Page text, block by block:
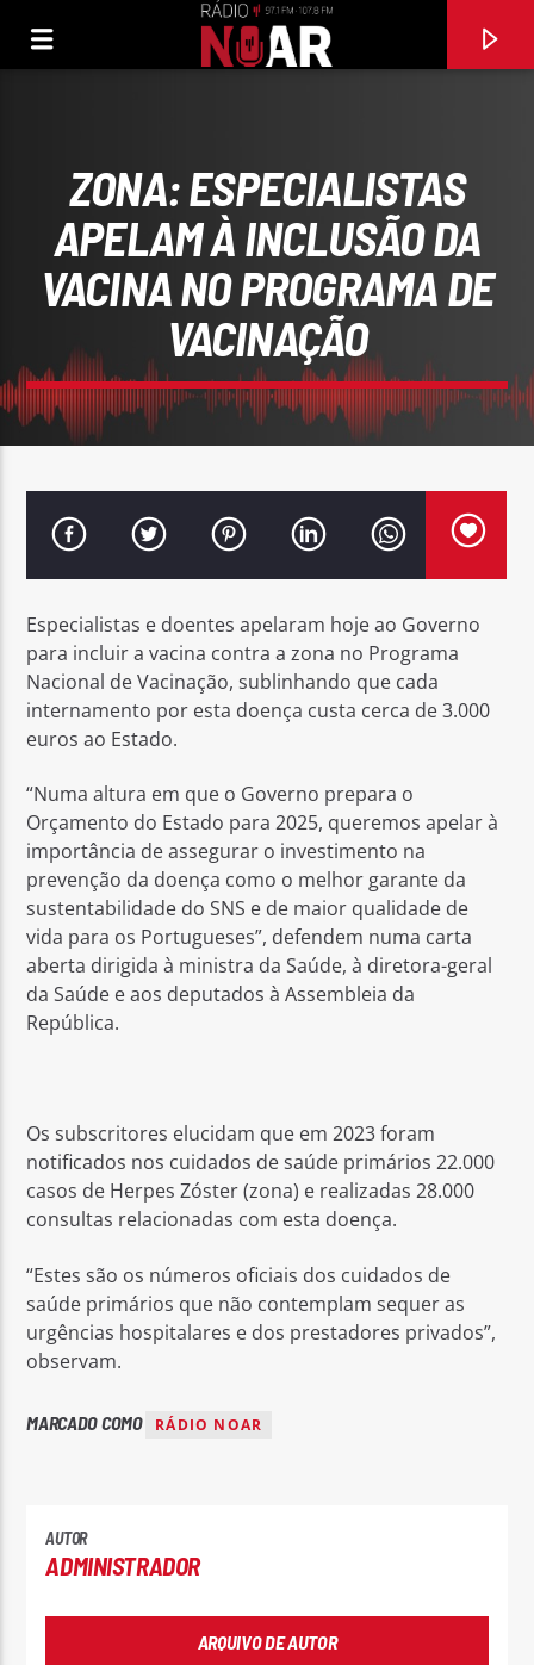
FAIXA ATUAL
97.1FM E 107.8 FM
RÁDIO NOAR
Rádio No ar
ZONA: ESPECIALISTAS
APELAM À INCLUSÃO DA
VACINA NO PROGRAMA DE
VACINAÇÃO
Especialistas e doentes apelaram hoje ao Governo
para incluir a vacina contra a zona no Programa
Nacional de Vacinação, sublinhando que cada
internamento por esta doença custa cerca de 3.000
euros ao Estado.
“Numa altura em que o Governo prepara o
Orçamento do Estado para 2025, queremos apelar à
importância de assegurar o investimento na
prevenção da doença como o melhor garante da
sustentabilidade do SNS e de maior qualidade de
vida para os Portugueses”, defendem numa carta
aberta dirigida à ministra da Saúde, à diretora-geral
da Saúde e aos deputados à Assembleia da
República.
Os subscritores elucidam que em 2023 foram
notificados nos cuidados de saúde primários 22.000
casos de Herpes Zóster (zona) e realizadas 28.000
consultas relacionadas com esta doença.
“Estes são os números oficiais dos cuidados de
saúde primários que não contemplam sequer as
urgências hospitalares e dos prestadores privados”,
observam.
MARCADO COMO RÁDIO NOAR
AUTOR
ADMINISTRADOR
ARQUIVO DE AUTOR